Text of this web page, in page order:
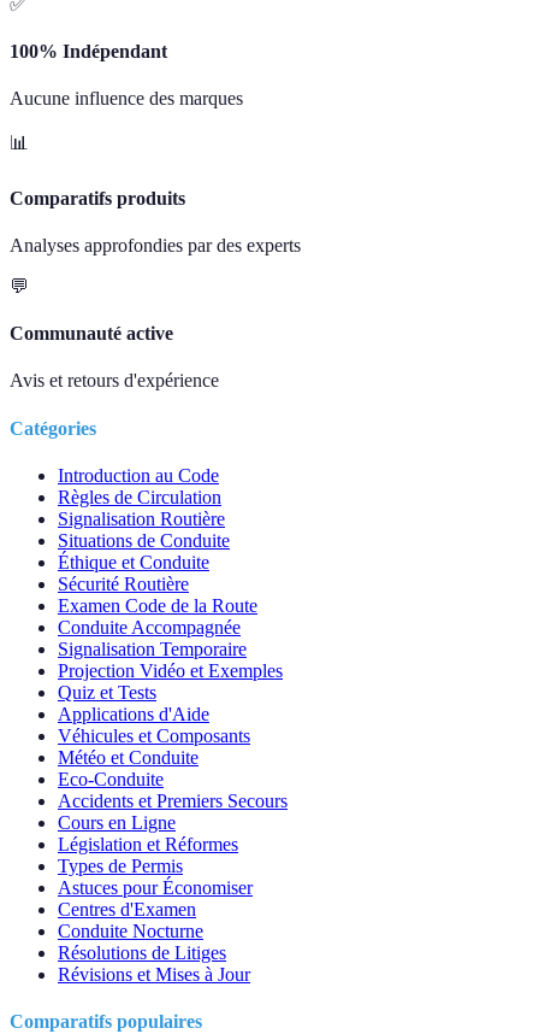
100% Indépendant
Aucune influence des marques
📊
Comparatifs produits
Analyses approfondies par des experts
💬
Communauté active
Avis et retours d'expérience
Catégories
Introduction au Code
Règles de Circulation
Signalisation Routière
Situations de Conduite
Éthique et Conduite
Sécurité Routière
Examen Code de la Route
Conduite Accompagnée
Signalisation Temporaire
Projection Vidéo et Exemples
Quiz et Tests
Applications d'Aide
Véhicules et Composants
Météo et Conduite
Eco-Conduite
Accidents et Premiers Secours
Cours en Ligne
Législation et Réformes
Types de Permis
Astuces pour Économiser
Centres d'Examen
Conduite Nocturne
Résolutions de Litiges
Révisions et Mises à Jour
Comparatifs populaires